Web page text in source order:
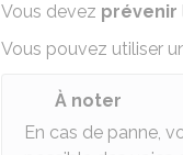
Vous devez prévenir
Vous pouvez utiliser
À noter
En cas de panne,